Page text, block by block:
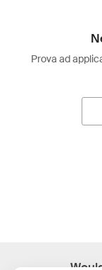
Prova ad